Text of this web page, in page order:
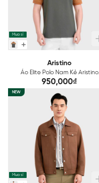
Mua sỉ
Aristino
Áo Elite Polo Nam Kẻ Aristino
Regular APS602EDP01
950,000₫
NEW
Mua sỉ